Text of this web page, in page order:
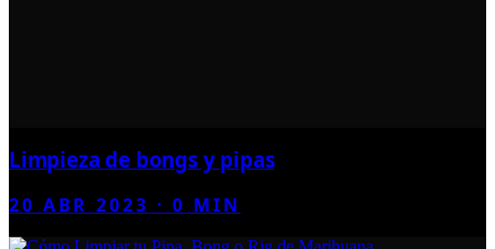
Limpieza de bongs y pipas
20 ABR 2023 ·0 MIN